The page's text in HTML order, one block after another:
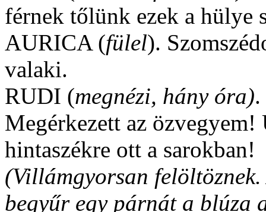
férnek tőlünk ezek a hülye
AURICA (fülel).
valaki.
RUDI (megnézi, hány óra)
Megérkezett az
hintaszékre ott a sarokban!
(Villámgyorsan
begyűr egy párnát a blúza